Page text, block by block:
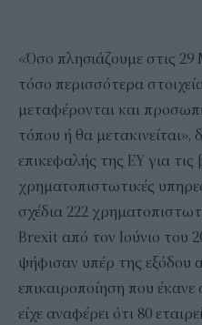
«Όσο πλησιάζουμε στις
τόσο περισσότερα
μεταφέρονται και
τόπου ή θα
επικεφαλής της EY για τις
χρηματοπιστωτικές
σχέδια 222
Brexit από τον Ιούνιο του
ψήφισαν υπέρ της εξόδου
επικαιροποίηση που
είχε αναφέρει ότι 80